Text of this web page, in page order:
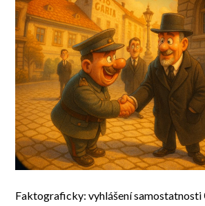
Faktograficky: vyhlášení samostatnosti